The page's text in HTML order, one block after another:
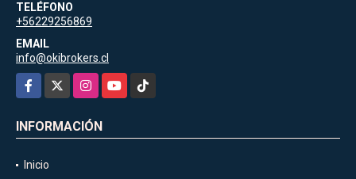
TELÉFONO
+56229256869
EMAIL
info@okibrokers.cl
Facebook
InstagramYouTubeTikTok
INFORMACIÓN
Inicio